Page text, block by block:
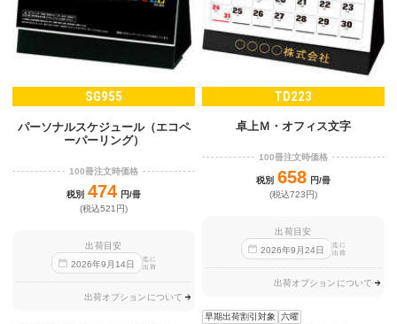
SG955
パーソナルスケジュール（エコペ
ーパーリング）
100冊注文時価格
税別 474 円/冊
(税込521円)
出荷目安
2026年9 月 14日
迄に
出荷
出荷オプションについて
TD223
卓上Ｍ・オフィス文字
100冊注文時価格
税別 658 円/冊
(税込723円)
出荷目安
2026年9 月24日
迄に
出荷
出荷オプションについて
早期出荷割引対象
六曜